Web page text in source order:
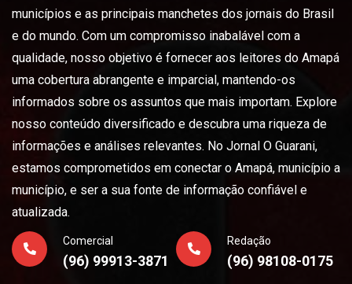
municípios e as principais manchetes dos jornais do Brasil
e do mundo. Com um compromisso inabalável com a
qualidade, nosso objetivo é fornecer aos leitores do Amapá
uma cobertura abrangente e imparcial, mantendo-os
informados sobre os assuntos que mais importam. Explore
nosso conteúdo diversificado e descubra uma riqueza de
informações e análises relevantes. No Jornal O Guarani,
estamos comprometidos em conectar o Amapá, município a
município, e ser a sua fonte de informação confiável e
atualizada.
Comercial
(96) 99913-3871
Redação
(96) 98108-0175